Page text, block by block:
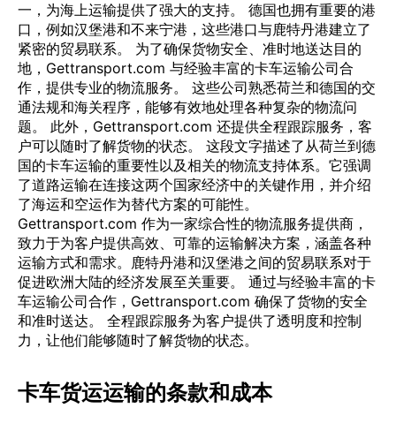
一，为海上运输提供了强大的支持。 德国也拥有重要的港
口，例如汉堡港和不来宁港，这些港口与鹿特丹港建立了
紧密的贸易联系。 为了确保货物安全、准时地送达目的
地，Gettransport.com 与经验丰富的卡车运输公司合
作，提供专业的物流服务。 这些公司熟悉荷兰和德国的交
通法规和海关程序，能够有效地处理各种复杂的物流问
题。 此外，Gettransport.com 还提供全程跟踪服务，客
户可以随时了解货物的状态。 这段文字描述了从荷兰到德
国的卡车运输的重要性以及相关的物流支持体系。它强调
了道路运输在连接这两个国家经济中的关键作用，并介绍
了海运和空运作为替代方案的可能性。
Gettransport.com 作为一家综合性的物流服务提供商，
致力于为客户提供高效、可靠的运输解决方案，涵盖各种
运输方式和需求。鹿特丹港和汉堡港之间的贸易联系对于
促进欧洲大陆的经济发展至关重要。 通过与经验丰富的卡
车运输公司合作，Gettransport.com 确保了货物的安全
和准时送达。 全程跟踪服务为客户提供了透明度和控制
力，让他们能够随时了解货物的状态。
卡车货运运输的条款和成本